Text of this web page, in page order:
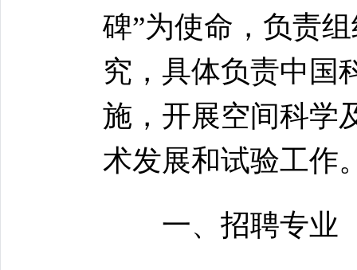
碑”为使命，负责
究，具体负责中国
施，开展空间科学
术发展和试验工作
一、招聘专业